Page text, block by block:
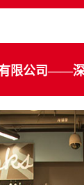
限公司——